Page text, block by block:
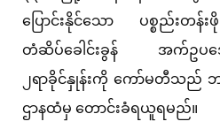
ပြောင်းနိုင်သော ပစ္စည်းတန်း
တံဆိပ်ခေါင်းခွန် အက်ဥ
၂ရာခိုင်နှုန်းကို ကော်မတီသည် ဘ
ဌာနထံမှ တောင်းခံရယူရမည်။